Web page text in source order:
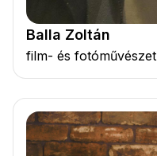
Balla Zoltán
film- és fotóművészet